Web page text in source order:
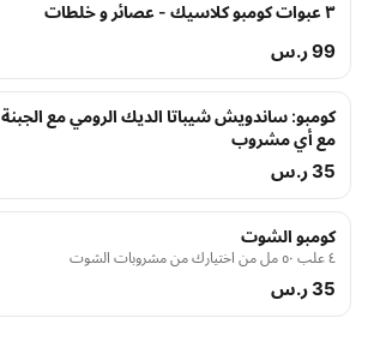
٣ عبوات كومبو كلاسيك - عصائر و خلطات
99 ر.س
كومبو: ساندويش شيباتا الديك الرومي مع الجبنة
مع أي مشروب
35 ر.س
كومبو الشوت
٤ علب ٥٠ مل من اختيارك من مشروبات الشوت
35 ر.س